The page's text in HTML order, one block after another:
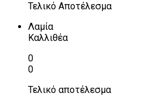
Τελικό Αποτέλεσμα
Λαμία
Καλλιθέα
0
0
Τελικό αποτέλεσμα